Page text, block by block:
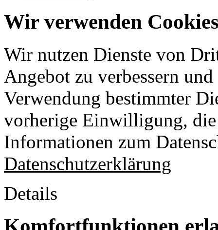
Wir verwenden
Wir nutzen Dienste von
Angebot zu verbessern
Verwendung bestimmter
vorherige Einwilligung,
Informationen zum
Datenschutzerklärung
Details